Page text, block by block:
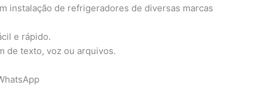
instalação de refrigeradores de diversas marcas
e rápido.
de texto, voz ou arquivos.